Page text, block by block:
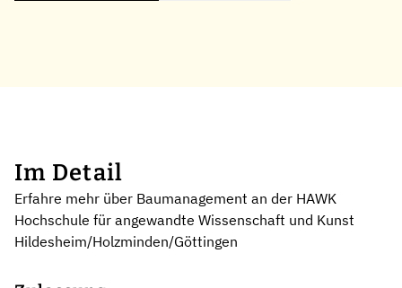
Im Detail
Erfahre mehr über Baumanagement an der HAWK
Hochschule für angewandte Wissenschaft und Kunst
Hildesheim/Holzminden/Göttingen